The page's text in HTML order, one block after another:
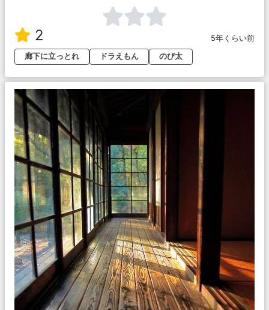
2
5年くらい前
廊下に立っとれ
ドラえもん のび太